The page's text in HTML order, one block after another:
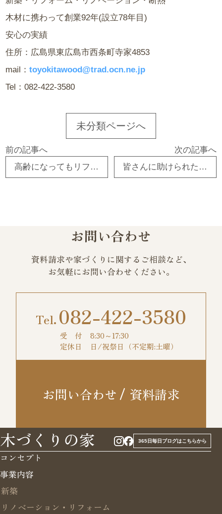
木材に携わって創業92年(設立78年目)
安心の実績
住所：広島県東広島市西条町寺家4853
mail：toyokitawood@trad.ocn.ne.jp
Tel：082-422-3580
未分類ページへ
前の記事へ
高齢になってもリフォームする理由とは？ 東広島市 工務店 注文住宅 古民家リフォーム
次の記事へ
皆さんに助けられた豊北木材の１年でした 東広島市 工務店 注文住宅 古民家リフォーム
お問い合わせ
資料請求や家づくりに関するご相談など、
お気軽にお問い合わせください。
082-422-3580
受 付
8:30～17:30
定休日
日/祝祭日（不定期:土曜）
お問い合わせ 資料請求
木づくりの家 365日毎日ブログはこちらから
コンセプト
事業内容
新築
リノベーション・リフォーム